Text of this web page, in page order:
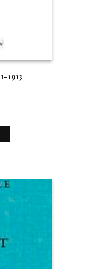
1913